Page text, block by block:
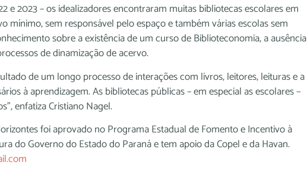
e 2023 – os idealizadores encontraram muitas bibliotecas escolares em
mínimo, sem responsável pelo espaço e também várias escolas sem
sobre a existência de um curso de Biblioteconomia, a ausência
de dinamização de acervo.
de um longo processo de interações com livros, leitores, leituras e a
à aprendizagem. As bibliotecas públicas – em especial as escolares –
enfatiza Cristiano Nagel.
foi aprovado no Programa Estadual de Fomento e Incentivo à
do Governo do Estado do Paraná e tem apoio da Copel e da Havan.